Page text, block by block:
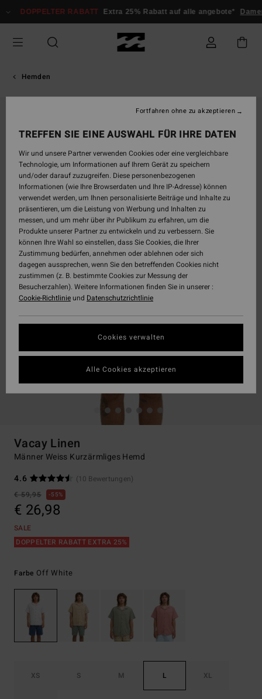
zur
springen
DOPPELTER RABATT Extra 25% Rabatt auf alle angebote*
Hemden
Vacay Linen
Männer Weiss Kurzärmliges Hemd
4.6
(10 Bewertungen)
€ 59,95
55%
€ 26,98
SALE
DOPPELTER RABATT EXTRA 25%
Farbe Off White
XS S M L XL
TREFFEN SIE EINE AUSWAHL FÜR IHRE DATEN
Wir und unsere Partner verwenden Cookies oder eine vergleichbare
Technologie, um Informationen auf Ihrem Gerät zu speichern
und/oder darauf zuzugreifen. Diese personenbezogenen
Informationen (wie Ihre Browserdaten und Ihre IP-Adresse) können
verwendet werden, um Ihnen personalisierte Beiträge und Inhalte zu
präsentieren, um die Leistung von Werbung und Inhalten zu
messen, und um mehr über ihr Publikum zu erfahren, um die
Produkte unserer Partner zu entwickeln und zu verbessern. Sie
können Ihre Wahl so einstellen, dass Sie Cookies, die Ihrer
Zustimmung bedürfen, annehmen oder ablehnen oder sich
dagegen aussprechen, wenn Sie den betreffenden Cookies nicht
zustimmen (z. B. bestimmte Cookies zur Messung der
Besucherzahlen). Weitere Informationen finden Sie in unserer :
Cookie-Richtlinieund Datenschutzrichtlinie
Cookies verwalten
Fortfahren ohne zu akzeptieren
Alle Cookies akzeptieren